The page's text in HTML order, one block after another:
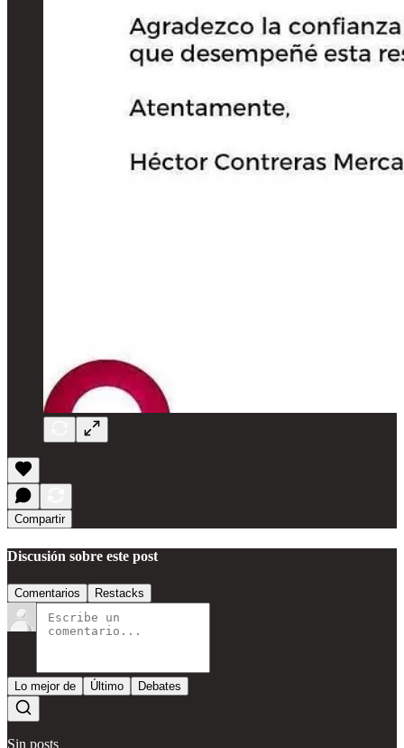
Compartir
Discusión sobre este post
Comentarios Restacks
Lo mejor de Último Debates
Sin posts